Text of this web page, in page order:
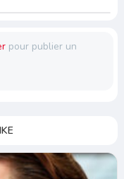
pour publier un